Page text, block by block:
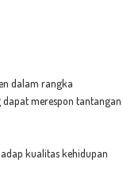
dalam rangka
merespon tantangan
kualitas kehidupan